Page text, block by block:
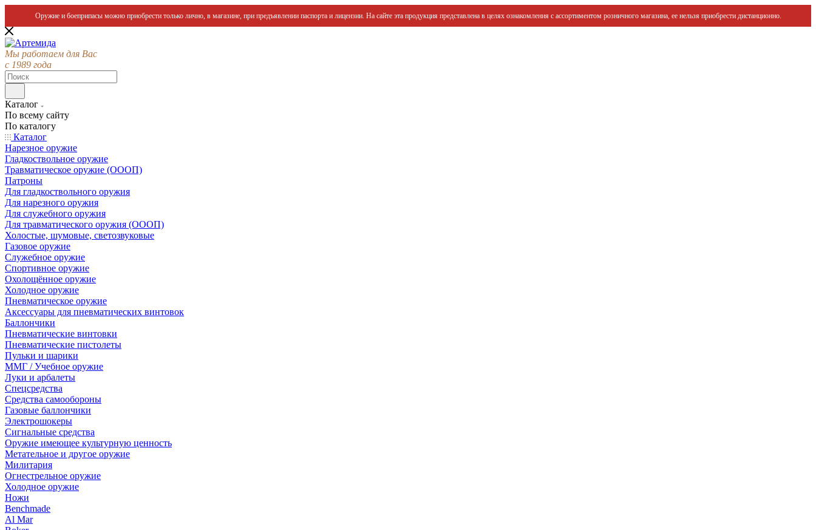
Оружие и боеприпасы можно приобрести только лично, в магазине, при предъявлении паспорта и лицензии. На сайте эта продукция представлена в целях ознакомления с ассортиментом розничного магазина, ее нельзя приобрести дистанционно.
Мы работаем для Вас
с 1989 года
Каталог
По всему сайту
По каталогу
Каталог
Нарезное оружие
Гладкоствольное оружие
Травматическое оружие (ОООП)
Патроны
Для гладкоствольного оружия
Для нарезного оружия
Для служебного оружия
Для травматического оружия (ОООП)
Холостые, шумовые, светозвуковые
Газовое оружие
Служебное оружие
Спортивное оружие
Охолощённое оружие
Холодное оружие
Пневматическое оружие
Аксессуары для пневматических винтовок
Баллончики
Пневматические винтовки
Пневматические пистолеты
Пульки и шарики
ММГ / Учебное оружие
Луки и арбалеты
Спецсредства
Средства самообороны
Газовые баллончики
Электрошокеры
Сигнальные средства
Оружие имеющее культурную ценность
Метательное и другое оружие
Милитария
Огнестрельное оружие
Холодное оружие
Ножи
Benchmade
Al Mar